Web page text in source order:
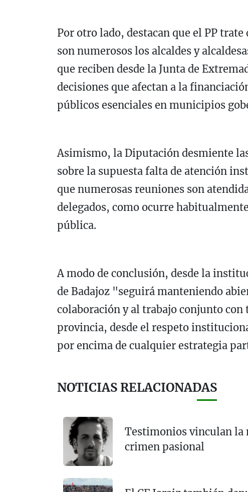
Por otro lado, destacan que el PP
son numerosos los alcaldes y
que reciben desde la Junta de
decisiones que afectan a la
públicos esenciales en municipios
Asimismo, la Diputación desmiente
sobre la supuesta falta de atención
que numerosas reuniones son
delegados, como ocurre
pública.
A modo de conclusión, desde la
de Badajoz "seguirá manteniendo
colaboración y al trabajo conjunto
provincia, desde el respeto
por encima de cualquier estrategia
NOTICIAS RELACIONADAS
Testimonios vinculan la
crimen pasional